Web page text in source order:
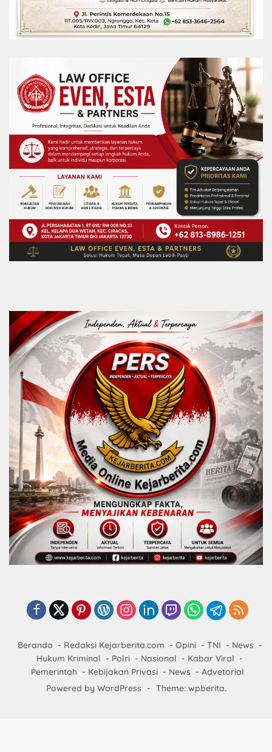
Beranda Redaksi Kejarberita.com Opini TNI
News
Hukum Kriminal
Polri Nasional
Kabar Viral
Pemerintah
Kebijakan Privasi News
Advetorial
Powered by WordPress
- Theme: wpberita.